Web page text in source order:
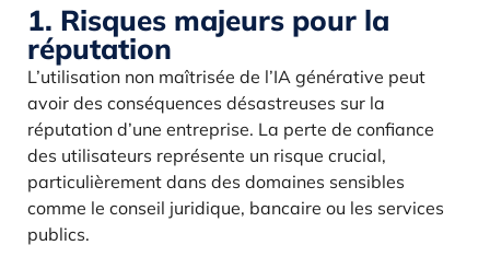
1. Risques majeurs pour la
réputation
L’utilisation non maîtrisée de l’IA générative peut
avoir des conséquences désastreuses sur la
réputation d’une entreprise. La perte de confiance
des utilisateurs représente un risque crucial,
particulièrement dans des domaines sensibles
comme le conseil juridique, bancaire ou les services
publics.